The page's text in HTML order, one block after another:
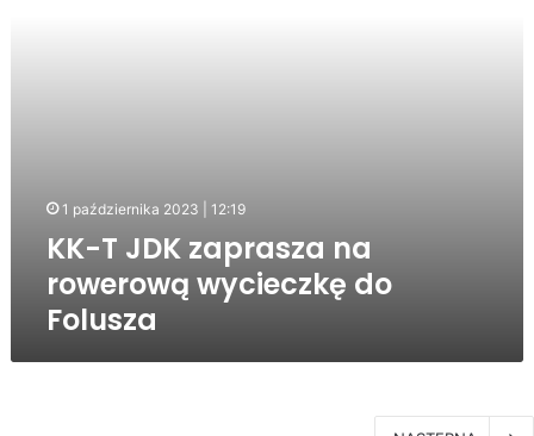
1 października 2023 | 12:19
KK-T JDK zaprasza na
rowerową wycieczkę do
Folusza